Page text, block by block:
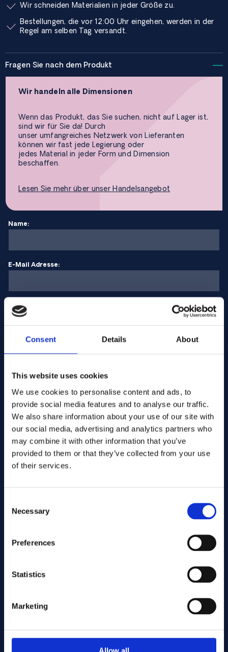
Consent Details About
This website uses cookies
We use cookies to personalise content and ads, to
provide social media features and to analyse our traffic.
We also share information about your use of our site with
our social media, advertising and analytics partners who
may combine it with other information that you’ve
provided to them or that they’ve collected from your use
of their services.
Selection
Necessary
Preferences
Statistics
Marketing
Allow all
Wir schneiden Materialien in jeder Größe zu.
Bestellungen, die vor 12:00 Uhr eingehen, werden in der
Regel am selben Tag versandt.
Fragen Sie nach dem Produkt
Wir handeln alle Dimensionen
Wenn das Produkt, das Sie suchen, nicht auf Lager ist,
sind wir für Sie da! Durch
unser umfangreiches Netzwerk von Lieferanten
können wir fast jede Legierung oder
jedes Material in jeder Form und Dimension
beschaffen.
Lesen Sie mehr über unser Handelsangebot
Name:
E-Mail Adresse:
Unternehmen Name:
Ihre Nachricht
Senden Sie
Cutting services